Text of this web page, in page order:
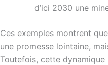
d’ici 2030 une
Ces exemples montrent
une promesse lointaine,
Toutefois, cette